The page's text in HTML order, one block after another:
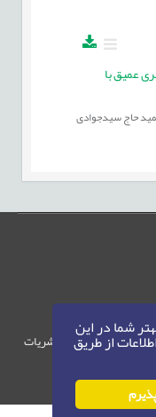
شما در این
از طریق
عمیق با
حاج سیدجوادی
سامانه مدیریت نشریات
1405-1396